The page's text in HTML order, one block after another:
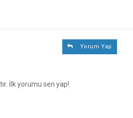
Yorum Yap
İlk yorumu sen yap!